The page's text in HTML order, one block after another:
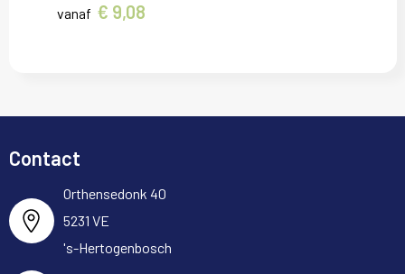
vanaf € 9,08
Contact
Orthensedonk 40
5231 VE
's-Hertogenbosch